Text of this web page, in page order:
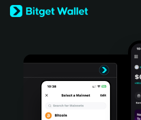
English
日本語
Türkçe